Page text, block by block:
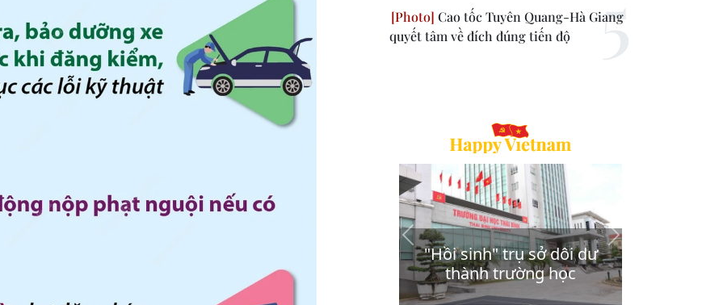
Cao tốc Tuyên Quang-Hà Giang
quyết tâm về đích đúng tiến độ